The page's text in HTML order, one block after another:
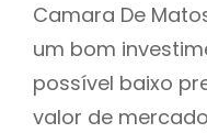
Camara De
um bom
possível baixo
valor de